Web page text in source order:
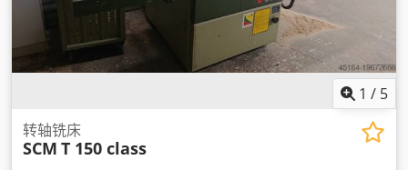
1 / 5
转轴铣床
SCM T 150 class